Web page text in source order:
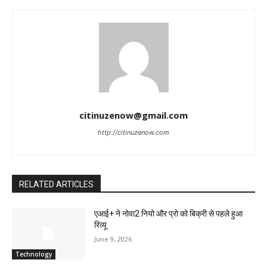
citinuzenow@gmail.com
http://citinuzenow.com
RELATED ARTICLES
Technology
एआई+ ने नोवा2 नियो और प्रो को बिक्री से पहले हुआ
रिव्यू
June 9, 2026